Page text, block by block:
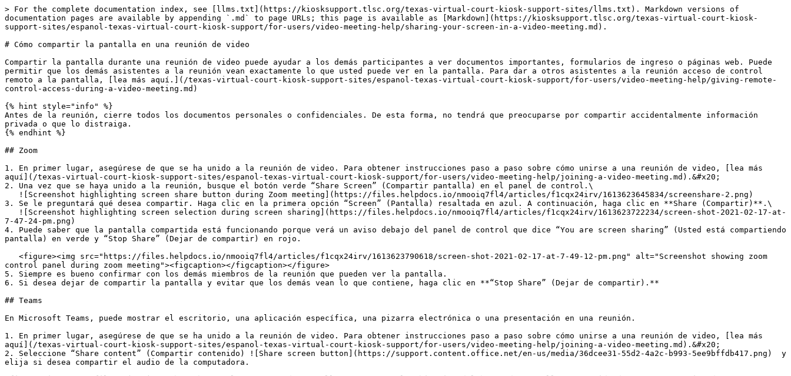
> For the complete documentation index, see [llms.txt](https://kiosksupport.tlsc.org/texas-virtual-court-kiosk-support-sites/llms.txt). Markdown versions of documentation pages are available by appending `.md` to page URLs; this page is available as [Markdown](https://kiosksupport.tlsc.org/texas-virtual-court-kiosk-support-sites/espanol-texas-virtual-court-kiosk-support/for-users/video-meeting-help/sharing-your-screen-in-a-video-meeting.md).

# Cómo compartir la pantalla en una reunión de video

Compartir la pantalla durante una reunión de video puede ayudar a los demás participantes a ver documentos importantes, formularios de ingreso o páginas web. Puede permitir que los demás asistentes a la reunión vean exactamente lo que usted puede ver en la pantalla. Para dar a otros asistentes a la reunión acceso de control remoto a la pantalla, [lea más aquí.](/texas-virtual-court-kiosk-support-sites/espanol-texas-virtual-court-kiosk-support/for-users/video-meeting-help/giving-remote-control-access-during-a-video-meeting.md)

{% hint style="info" %}
Antes de la reunión, cierre todos los documentos personales o confidenciales. De esta forma, no tendrá que preocuparse por compartir accidentalmente información privada o que lo distraiga.
{% endhint %}

## Zoom

1. En primer lugar, asegúrese de que se ha unido a la reunión de video. Para obtener instrucciones paso a paso sobre cómo unirse a una reunión de video, [lea más aquí](/texas-virtual-court-kiosk-support-sites/espanol-texas-virtual-court-kiosk-support/for-users/video-meeting-help/joining-a-video-meeting.md).&#x20;
2. Una vez que se haya unido a la reunión, busque el botón verde “Share Screen” (Compartir pantalla) en el panel de control.\
   ![Screenshot highlighting screen share button during Zoom meeting](https://files.helpdocs.io/nmooiq7fl4/articles/f1cqx24irv/1613623645834/screenshare-2.png)
3. Se le preguntará qué desea compartir. Haga clic en la primera opción “Screen” (Pantalla) resaltada en azul. A continuación, haga clic en **Share (Compartir)**.\
   ![Screenshot highlighting screen selection during screen sharing](https://files.helpdocs.io/nmooiq7fl4/articles/f1cqx24irv/1613623722234/screen-shot-2021-02-17-at-7-47-24-pm.png)
4. Puede saber que la pantalla compartida está funcionando porque verá un aviso debajo del panel de control que dice “You are screen sharing” (Usted está compartiendo pantalla) en verde y “Stop Share” (Dejar de compartir) en rojo.

   <figure><img src="https://files.helpdocs.io/nmooiq7fl4/articles/f1cqx24irv/1613623790618/screen-shot-2021-02-17-at-7-49-12-pm.png" alt="Screenshot showing zoom control panel during zoom meeting"><figcaption></figcaption></figure>
5. Siempre es bueno confirmar con los demás miembros de la reunión que pueden ver la pantalla.
6. Si desea dejar de compartir la pantalla y evitar que los demás vean lo que contiene, haga clic en **“Stop Share” (Dejar de compartir).**

## Teams

En Microsoft Teams, puede mostrar el escritorio, una aplicación específica, una pizarra electrónica o una presentación en una reunión.

1. En primer lugar, asegúrese de que se ha unido a la reunión de video. Para obtener instrucciones paso a paso sobre cómo unirse a una reunión de video, [lea más aquí](/texas-virtual-court-kiosk-support-sites/espanol-texas-virtual-court-kiosk-support/for-users/video-meeting-help/joining-a-video-meeting.md).&#x20;
2. Seleccione “Share content” (Compartir contenido) ![Share screen button](https://support.content.office.net/en-us/media/36dcee31-55d2-4a2c-b993-5ee9bffdb417.png)  y elija si desea compartir el audio de la computadora.

<figure><img src="/files/CjOT6jeBB47hPcDvbNpN" alt="Captura de pantalla que muestra la ubicación del botón de pantalla compartida durante una reunión de Teams"><figcaption></figcaption></figure>

3. Seleccione lo que desea compartir:

* “Screen” (Pantalla) le permite mostrar todo lo que hay en la pantalla.
* PowerPoint Live le permite compartir una presentación de PowerPoint.
* Microsoft Whiteboard y Freehand by Invision le permiten compartir una pizarra electrónica en la que los participantes pueden dibujar juntos.
* Window le permite compartir una ventana que esté abierta, como una aplicación específica que tenga abierta.

<div><figure><img src="/files/rMKIbvkUMMNkhYxaX5Ts" alt="Elija si desea compartir el sonido de la computadora"><figcaption></figcaption></figure> <figure><img src="/files/ZUsquo4qTGKYPkPfkV6m" alt="Seleccione la pantalla que desea compartir"><figcaption></figcaption></figure></div>

4. Después de seleccionar lo que desea mostrar, un borde rojo rodea lo que está compartiendo. Nada fuera del borde rojo se comparte, así que, por ejemplo, en la captura de pantalla de abajo, los participantes en la reunión no verán las notificaciones que puedan llegar.

<figure><img src="/files/z3zTbSDTSPEYjik0avak" alt="Un borde rojo rodea lo que está compartiendo"><figcaption></figcaption></figure>

5. Seleccione “Stop sharing” (Dejar de compartir) para dejar de mostrar la pantalla.

<figure><img src="/files/6DBmqmOTV9iTXJgyyffP" alt="Opción para detener la pantalla compartida durante una reunión de Teams"><figcaption></figcaption></figure>

## Webex

Cualquier persona en una reunión, así como un presentador en un seminario web o evento, puede compartir contenido de hasta 4k. La ventana “Share content” (Compartir contenido) puede ampliarse o reducirse a cualquier tamaño para mostrar tantas aplicaciones como necesite.

1. En primer lugar, asegúrese de que se ha unido a la reunión de video. Para obtener instrucciones paso a paso sobre cómo unirse a una reunión de video, [lea más aquí](/texas-virtual-court-kiosk-support-sites/espanol-texas-virtual-court-kiosk-support/for-users/video-meeting-help/joining-a-video-meeting.md).
2. Al compartir contenido, puede acceder a la barra de herramientas para compartir moviendo el ratón hasta donde dice “You're sharing this screen” (Está compartiendo esta pantalla). Aparecerá una lista desplegable con las opciones disponibles. Para ocultarla de nuevo, aleje el ratón

<figure><img src="/files/JMZRqJMbcfrLODZvx5nR" alt="Botón de pantalla compartida y opciones de selección de pantalla durante una reunión de Webex"><figcaption></figcaption></figure>

1. Haga clic en “Share” (Compartir) ![Share icon](https://cisco-api.ingeniuxondemand.com/DITA/content/en/us/td/i/400001-500000/450001-460000/450001-451000/450684.jpg) y seleccione la pantalla que desea compartir.

### Cómo compartir solo una aplicación específica

Comparta una aplicación, tanto si la tiene abierta como si no:

* Para compartir una aplicación abierta, haga clic en “Share” (Compartir)![Share icon](https://cisco-api.ingeniuxondemand.com/DITA/content/en/us/td/i/400001-500000/450001-460000/450001-451000/450684.jpg) y seleccione una aplicación de la lista.
* Para compartir una aplicación que no tenga abierta, seleccione “Share ![Share icon](https://cisco-api.ingeniuxondemand.com/DITA/content/en/us/td/i/400001-500000/450001-460000/450001-451000/450684.jpg) > Other Applications” (Compartir > Otras aplicaciones) y haga clic en “Share” (Compartir)  ![Share button](https://cisco-api.ingeniuxondemand.com/DITA/content/en/us/td/i/400001-500000/420001-430000/428001-429000/428097.jpg) junto a la aplicación.

### Cómo compartir contenido de video

[Compartir contenido de video](https://help.webex.com/en-us/nkjrl9eb/) es ligeramente diferente a compartir cualquier otro tipo de contenido. Para manejar esta diferencia, las reuniones y los seminarios web disponen de una función de optimización específica para el movimiento y el video

1. Haga clic en “Share” (Compartir)![Share icon](https://cisco-api.ingeniuxondemand.com/DITA/content/en/us/td/i/400001-500000/450001-460000/450001-451000/450684.jpg), y seleccione “Optimize for motion and video” (Optimizar para movimiento y video) en la lista desplegable y elija la pantalla o aplicación que desee compartir.
2. Marque la casilla “Share your computer audio” (Compartir el audio de la computadora) para que el sonido del video llegue directamente a través de la audioconferencia.
3. Marque la casilla “Share your computer audio” (Compartir el audio de la computadora) para que el sonido del video llegue directamente a través de la audioconferencia.

### Cómo compartir un archivo

Puede usar la función Compartir archivos para compartir un solo archivo. Puede ser cualquier cosa, como un documento o un archivo de video almacenado en la computadora.

{% hint style="info" %}
Si ya tiene el archivo abierto, comparta la pantalla o aplicación. Es posible que el uso compartido de archivos no funcione cuando intente compartir una presentación de PowerPoint con video integrado.
{% endhint %}

1\. Haga clic en “Share content” (Compartir contenido)![Share icon for a file](https://cisco-api.ingeniuxondemand.com/DITA/content/en/us/td/i/400001-500000/450001-460000/451001-452000/451854.jpg), y seleccione “File > next” (Archivo > siguiente).

2. Elija el archivo que desea compartir.
3. El archivo se abre en la ventana de la reunión, seminario web o evento, donde los participantes pueden [colaborar en este](https://help.webex.com/en-us/article/n03wop9/).

## CourtCall

Para compartir la pantalla, el moderador o el anfitrión de CourtCall deberá concederle acceso. Los participantes y los anfitriones pueden compartir la pantalla en la conferencia principal y en muchas subconferencias privadas simultáneamente.

{% hint style="info" %}
Nota: Por motivos de seguridad, el moderador o los anfitriones tienen acceso para revocar las capacidades de compartir pantalla en cualquier momento
{% endhint %}

1. En primer lugar, asegúrese de que se ha unido a la reunión de video. Para obtener instrucciones paso a paso sobre cómo unirse a una reunión de video, [lea más aquí](/texas-virtual-court-kiosk-support-sites/espanol-texas-virtual-court-kiosk-support/for-users/video-meeting-help/joining-a-video-meeting.md).&#x20;
2. Pulse el botón “Screenshare” (Compartir pantalla) en la barra de control inferior.